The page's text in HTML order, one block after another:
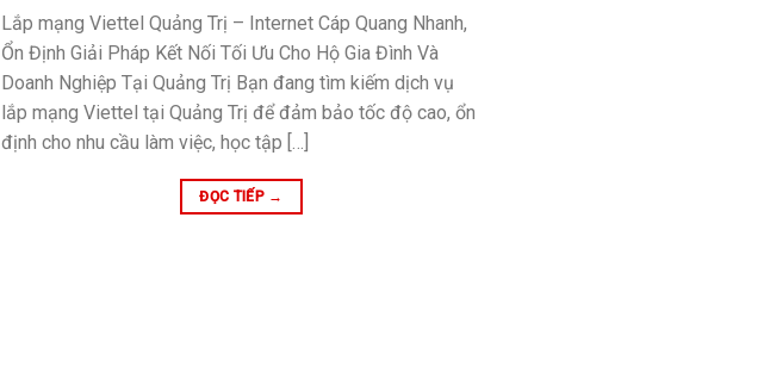
Lắp mạng Viettel Quảng Trị – Internet Cáp Quang Nhanh,
Ổn Định Giải Pháp Kết Nối Tối Ưu Cho Hộ Gia Đình Và
Doanh Nghiệp Tại Quảng Trị Bạn đang tìm kiếm dịch vụ
lắp mạng Viettel tại Quảng Trị để đảm bảo tốc độ cao, ổn
định cho nhu cầu làm việc, học tập […]
ĐỌC TIẾP →